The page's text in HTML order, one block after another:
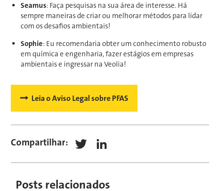
Seamus: Faça pesquisas na sua área de interesse. Há
sempre maneiras de criar ou melhorar métodos para lidar
com os desafios ambientais!
Sophie: Eu recomendaria obter um conhecimento robusto
em química e engenharia, fazer estágios em empresas
ambientais e ingressar na Veolia!
Leia o Aviso Legal sobre PFAS
Compartilhar: Twitter
Posts relacionados